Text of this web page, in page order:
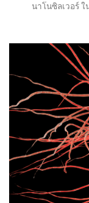
นาโนซิลเวอร์